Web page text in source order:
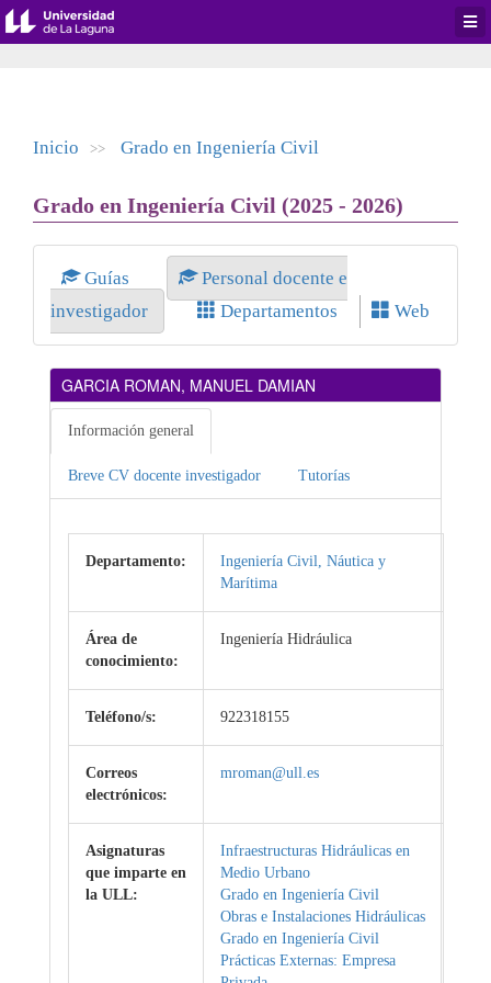
Inicio >> Grado en Ingeniería Civil
Grado en Ingeniería Civil (2025 - 2026)
Guías
Personal docente e
investigador
Departamentos Web
GARCIA ROMAN, MANUEL DAMIAN
Información general
Breve CV docente investigador Tutorías
Departamento:
Ingeniería Civil, Náutica y
Marítima
Área de
conocimiento:
Ingeniería Hidráulica
Teléfono/s: 922318155
Correos
electrónicos:
mroman@ull.es
Asignaturas
que imparte en
la ULL:
Infraestructuras Hidráulicas en
Medio Urbano
Grado en Ingeniería Civil
Obras e Instalaciones Hidráulicas
Grado en Ingeniería Civil
Prácticas Externas: Empresa